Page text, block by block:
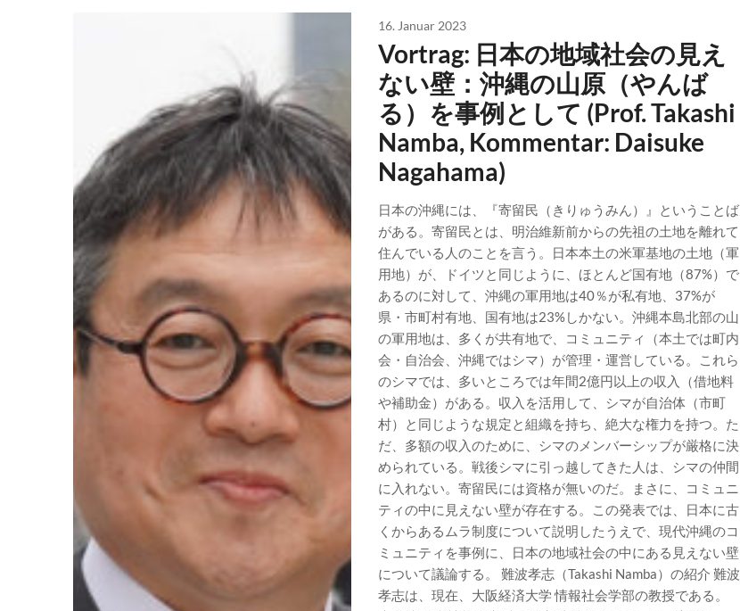
16. Januar 2023
Vortrag: 日本の地域社会の見え
ない壁：沖縄の山原（やんば
る）を事例として (Prof. Takashi
Namba, Kommentar: Daisuke
Nagahama)
日本の沖縄には、『寄留民（きりゅうみん）』ということば
がある。寄留民とは、明治維新前からの先祖の土地を離れて
住んでいる人のことを言う。日本本土の米軍基地の土地（軍
用地）が、ドイツと同じように、ほとんど国有地（87%）で
あるのに対して、沖縄の軍用地は40％が私有地、37%が
県・市町村有地、国有地は23%しかない。沖縄本島北部の山
の軍用地は、多くが共有地で、コミュニティ（本土では町内
会・自治会、沖縄ではシマ）が管理・運営している。これら
のシマでは、多いところでは年間2億円以上の収入（借地料
や補助金）がある。収入を活用して、シマが自治体（市町
村）と同じような規定と組織を持ち、絶大な権力を持つ。た
だ、多額の収入のために、シマのメンバーシップが厳格に決
められている。戦後シマに引っ越してきた人は、シマの仲間
に入れない。寄留民には資格が無いのだ。まさに、コミュニ
ティの中に見えない壁が存在する。この発表では、日本に古
くからあるムラ制度について説明したうえで、現代沖縄のコ
ミュニティを事例に、日本の地域社会の中にある見えない壁
について議論する。 難波孝志（Takashi Namba）の紹介 難波
孝志は、現在、大阪経済大学 情報社会学部の教授である。